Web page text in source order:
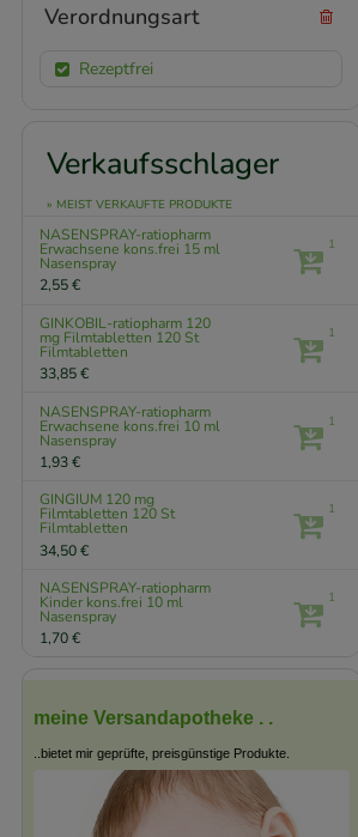
Verordnungsart
Rezeptfrei
Verkaufsschlager
» MEIST VERKAUFTE PRODUKTE
NASENSPRAY-ratiopharm
Erwachsene kons.frei 15 ml
Nasenspray
2,55 €
1
GINKOBIL-ratiopharm 120
mg Filmtabletten 120 St
Filmtabletten
33,85 €
1
NASENSPRAY-ratiopharm
Erwachsene kons.frei 10 ml
Nasenspray
1,93 €
1
GINGIUM 120 mg
Filmtabletten 120 St
Filmtabletten
34,50 €
1
NASENSPRAY-ratiopharm
Kinder kons.frei 10 ml
Nasenspray
1,70 €
1
meine Versandapotheke . .
..bietet mir geprüfte, preisgünstige Produkte.